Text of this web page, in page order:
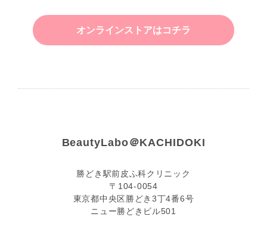
オンラインストアはコチラ
BeautyLabo＠KACHIDOKI
勝どき駅前皮ふ科クリニック
〒104-0054
東京都中央区勝どき3丁4番6号
ニュー勝どきビル501